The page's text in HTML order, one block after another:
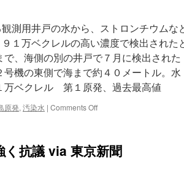
測用井戸の水から、ストロンチウムな
１万ベクレルの高い濃度で検出された
、海側の別の井戸で７月に検出された
機の東側で海まで約４０メートル。水
万ベクレル 第１原発、過去最高値
原発, 汚染水 | Comments Offon
戸
抗議 via 東京新聞